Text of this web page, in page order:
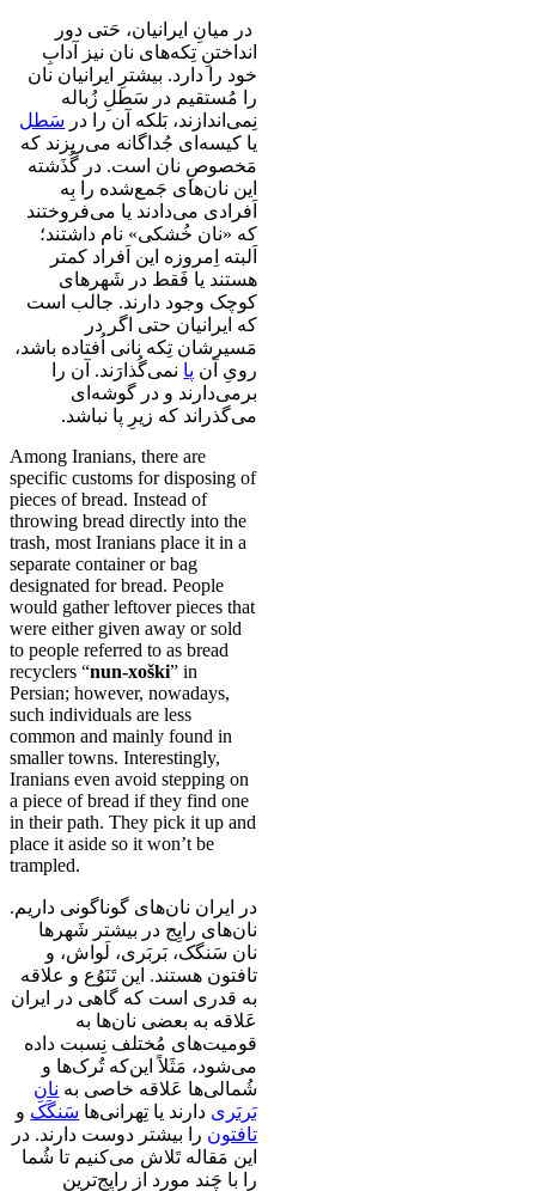
در میانِ ایرانیان، حَتی دور
انداختنِ تِکه‌های نان نیز آدابِ
خود را دارد. بیشترِ ایرانیان نان
را مُستقیم در سَطلِ زُباله
نِمی‌اندازند، بَلکه آن را در سَطل
یا کیسه‌ای جُداگانه می‌ریزند که
مَخصوصِ نان است. در گُذَشته
این نان‌های جَمع‌شده را بِه
اَفرادی می‌دادند یا می‌فروختند
که «نان خُشکی» نام داشتند؛
اَلبته اِمروزه این اَفراد کمتر
هستند یا فَقط در شَهر‌های
کوچک وجود دارند. جالب است
که ایرانیان حتی اگر در
مَسیرشان تِکه نانی اُفتاده باشد،
رویِ آن پا نمی‌گُذارَند. آن را
برمی‌دارند و در گوشه‌ای
می‌گذراند که زیرِ پا نباشد.
Among Iranians, there are
specific customs for disposing of
pieces of bread. Instead of
throwing bread directly into the
trash, most Iranians place it in a
separate container or bag
designated for bread. People
would gather leftover pieces that
were either given away or sold
to people referred to as bread
recyclers “nun-xoški” in
Persian; however, nowadays,
such individuals are less
common and mainly found in
smaller towns. Interestingly,
Iranians even avoid stepping on
a piece of bread if they find one
in their path. They pick it up and
place it aside so it won’t be
trampled.
در ایران نان‌های گوناگونی داریم.
نان‌های رایِج در بیشتر شَهرها
نان سَنگک، بَربَری، لَواش، و
تافتون هستند. این تَنَوُع و علاقه
به قدری است که گاهی در ایران
عَلاقه به بعضی نان‌ها به
قومیت‌های مُختلف نِسبت داده
می‌شود، مَثَلاً این‌که تُرک‌ها و
شُمالی‌ها عَلاقه خاصی به نانِ
بَربَری دارند یا تِهرانی‌ها سَنگَک و
تافتون را بیشتر دوست دارند. در
این مَقاله تَلاش می‌کنیم تا شُما
را با چَند مورد از رایِج‌ترین